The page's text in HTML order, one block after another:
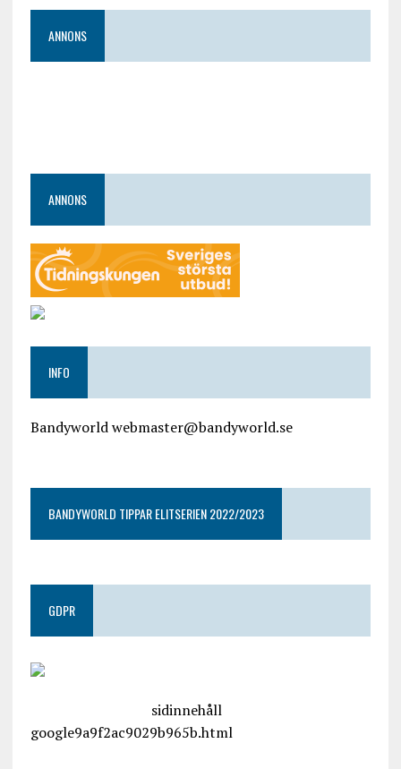
ANNONS
ANNONS
INFO
Bandyworld webmaster@bandyworld.se
BANDYWORLD TIPPAR ELITSERIEN 2022/2023
GDPR
sidinnehåll
google9a9f2ac9029b965b.html